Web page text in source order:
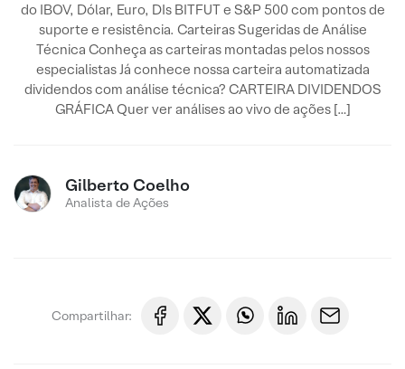
do IBOV, Dólar, Euro, DIs BITFUT e S&P 500 com pontos de
suporte e resistência. Carteiras Sugeridas de Análise
Técnica Conheça as carteiras montadas pelos nossos
especialistas Já conhece nossa carteira automatizada
dividendos com análise técnica? CARTEIRA DIVIDENDOS
GRÁFICA Quer ver análises ao vivo de ações […]
Gilberto Coelho
Analista de Ações
Compartilhar: